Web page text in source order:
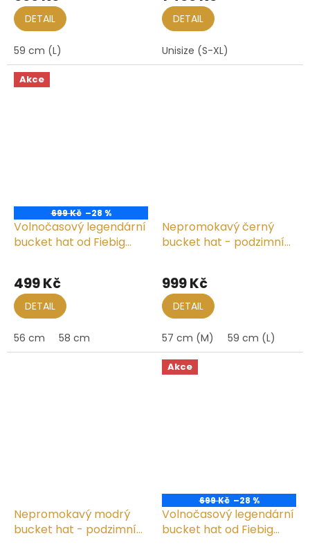
je
5,0
5
hvězdiček.
DETAIL
59 cm (L)
DETAIL
Unisize (S-XL)
Akce
699 Kč –28 %
Volnočasový legendární
bucket hat od Fiebig
499 Kč
DETAIL
56 cm 58 cm
Nepromokavý černý
bucket hat - podzimní
999 Kč
DETAIL
57 cm (M) 59 cm (L)
Nepromokavý modrý
bucket hat - podzimní
Akce
699 Kč –28 %
Volnočasový legendární
bucket hat od Fiebig